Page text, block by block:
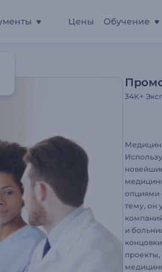
Цены Обучение
34K+
опциями
тему, он
и